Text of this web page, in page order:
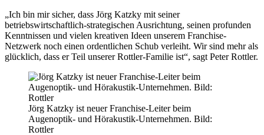
„Ich bin mir sicher, dass Jörg Katzky mit seiner
betriebswirtschaftlich-strategischen Ausrichtung, seinen profunden
Kenntnissen und vielen kreativen Ideen unserem Franchise-
Netzwerk noch einen ordentlichen Schub verleiht. Wir sind mehr als
glücklich, dass er Teil unserer Rottler-Familie ist“, sagt Peter Rottler.
Jörg Katzky ist neuer Franchise-Leiter beim
Augenoptik- und Hörakustik-Unternehmen. Bild:
Rottler